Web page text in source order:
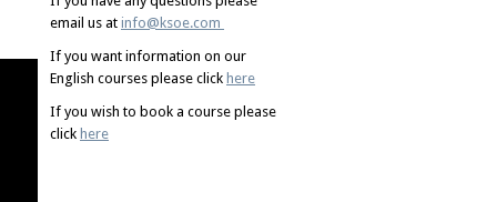
email us at info@ksoe.com
If you want information on our
English courses please click here
If you wish to book a course please
click here